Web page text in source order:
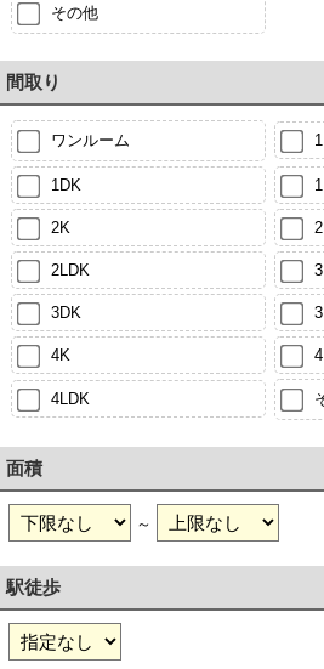
その他
間取り
ワンルーム
1DK
2K
2LDK
3DK
4K
4LDK
面積
～
駅徒歩